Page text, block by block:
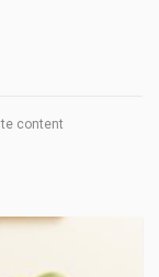
content